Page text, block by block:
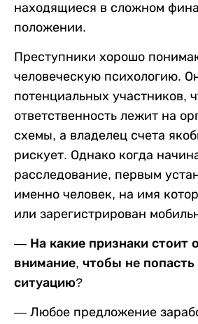
находящиеся в сложном
положении.
Преступники хорошо
человеческую психологию.
потенциальных участников,
ответственность лежит на
схемы, а владелец счета
рискует. Однако когда
расследование, первым
именно человек, на имя
или зарегистрирован
— На какие признаки стоит
внимание, чтобы не
ситуацию?
— Любое предложение